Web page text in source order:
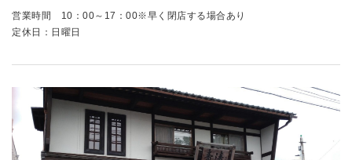
営業時間 10：00～17：00※早く閉店する場合あり
定休日：日曜日